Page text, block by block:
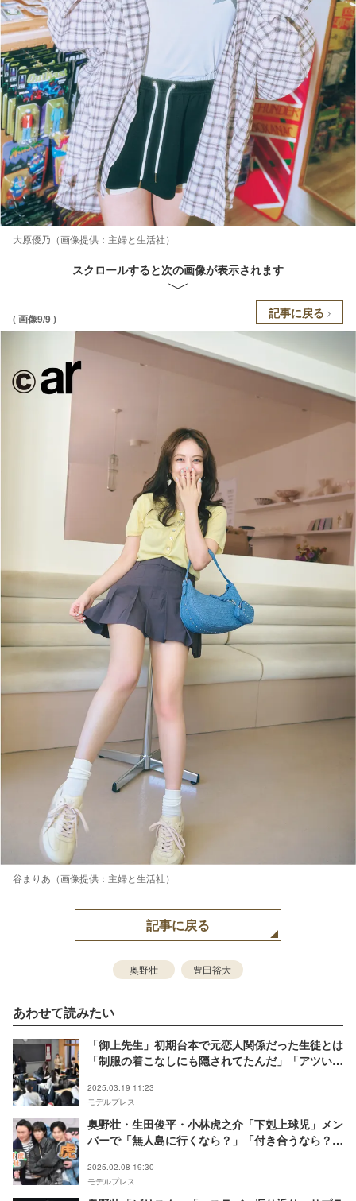
大原優乃（画像提供：主婦と生活社）
スクロールすると次の画像が表示されます
( 画像9/9 ) 記事に戻る
谷まりあ（画像提供：主婦と生活社）
記事に戻る
奥野壮 豊田裕大
あわせて読みたい
「御上先生」初期台本で元恋人関係だった生徒とは
「制服の着こなしにも隠されてたんだ」「アツい」
2025.03.19 11:23
モデルプレス
奥野壮・生田俊平・小林虎之介「下剋上球児」メン
バーで「無人島に行くなら？」「付き合うなら？」
独占取材】
2025.02.08 19:30
モデルプレス